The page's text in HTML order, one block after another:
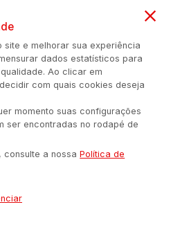
de Cookies Quem Somos
desta página em qualquer
ou impreso, sem autorização
Eireli.
EIRELI - CNPJ: 17.375.200/0001-
site e melhorar sua experiência
dados estatísticos para
Ao clicar em
com quais cookies deseja
momento suas configurações
ser encontradas no rodapé de
consulte a nossaPolítica de